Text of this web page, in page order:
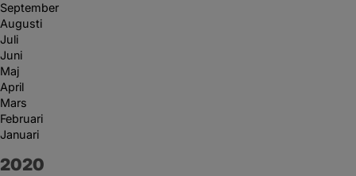
September
Augusti
Juli
Juni
Maj
April
Mars
Februari
Januari
År:
2020